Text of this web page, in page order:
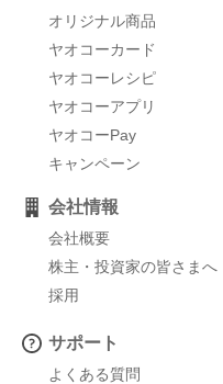
オリジナル商品
ヤオコーカード
ヤオコーレシピ
ヤオコーアプリ
ヤオコーPay
キャンペーン
会社情報
会社概要
株主・投資家の皆さまへ
採用
サポート
よくある質問